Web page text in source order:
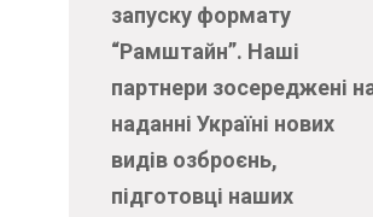
запуску формату
“Рамштайн”. Наші
партнери зосереджені
наданні Україні нових
видів озброєнь,
підготовці наших